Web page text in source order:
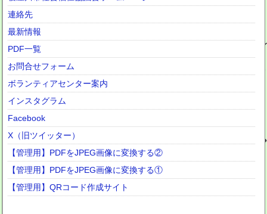
連絡先
最新情報
PDF一覧
お問合せフォーム
ボランティアセンター案内
インスタグラム
Facebook
X（旧ツイッター）
【管理用】PDFをJPEG画像に変換する②
【管理用】PDFをJPEG画像に変換する①
【管理用】QRコード作成サイト